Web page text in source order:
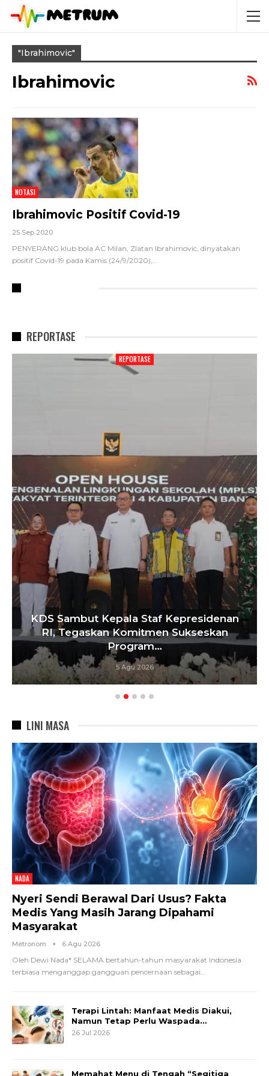
"ibrahimovic"
Ibrahimovic
NOTASI
Ibrahimovic Positif Covid-19
25 Sep 2020
PENYERANG klub bola AC Milan, Zlatan Ibrahimovic, dinyatakan
positif Covid-19 pada Kamis (24/9/2020),…
REPORTASE
REPORTASE
KDS Sambut Kepala Staf Kepresidenan
RI, Tegaskan Komitmen Sukseskan
Program…
5 Agu 2026
LINI MASA
NADA
Nyeri Sendi Berawal Dari Usus? Fakta
Medis Yang Masih Jarang Dipahami
Masyarakat
Metronom 6 Agu 2026
Oleh Dewi Nada* SELAMA bertahun-tahun masyarakat Indonesia
terbiasa menganggap gangguan pencernaan sebagai…
Terapi Lintah: Manfaat Medis Diakui,
Namun Tetap Perlu Waspada…
26 Jul 2026
Memahat Menu di Tengah “Segitiga